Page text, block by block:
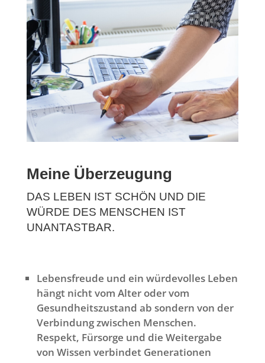
Meine Überzeugung
DAS LEBEN IST SCHÖN UND DIE
WÜRDE DES MENSCHEN IST
UNANTASTBAR.
Lebensfreude und ein würdevolles Leben
hängt nicht vom Alter oder vom
Gesundheitszustand ab sondern von der
Verbindung zwischen Menschen.
Respekt, Fürsorge und die Weitergabe
von Wissen verbindet Generationen